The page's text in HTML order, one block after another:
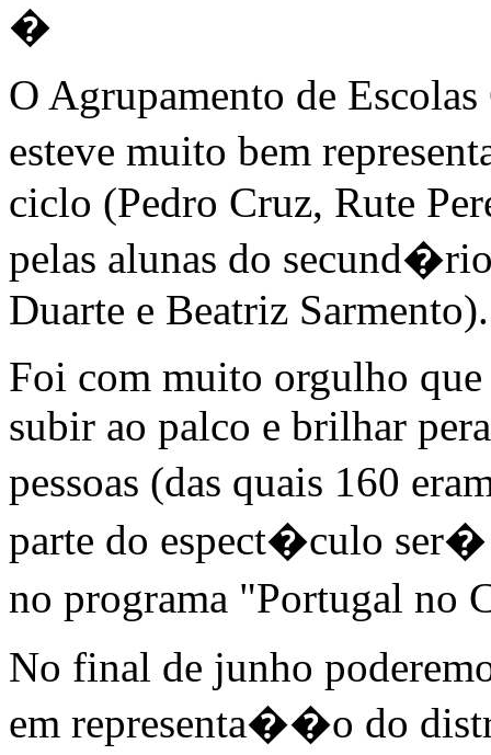
�
O Agrupamento de
esteve muito bem
ciclo (Pedro Cruz, Rute
pelas alunas do
Duarte e Beatriz Sarmento).
Foi com muito orgulho
subir ao palco e brilhar
pessoas (das quais 160
parte do espect�culo
no programa "Portugal
No final de junho
em representa��o do